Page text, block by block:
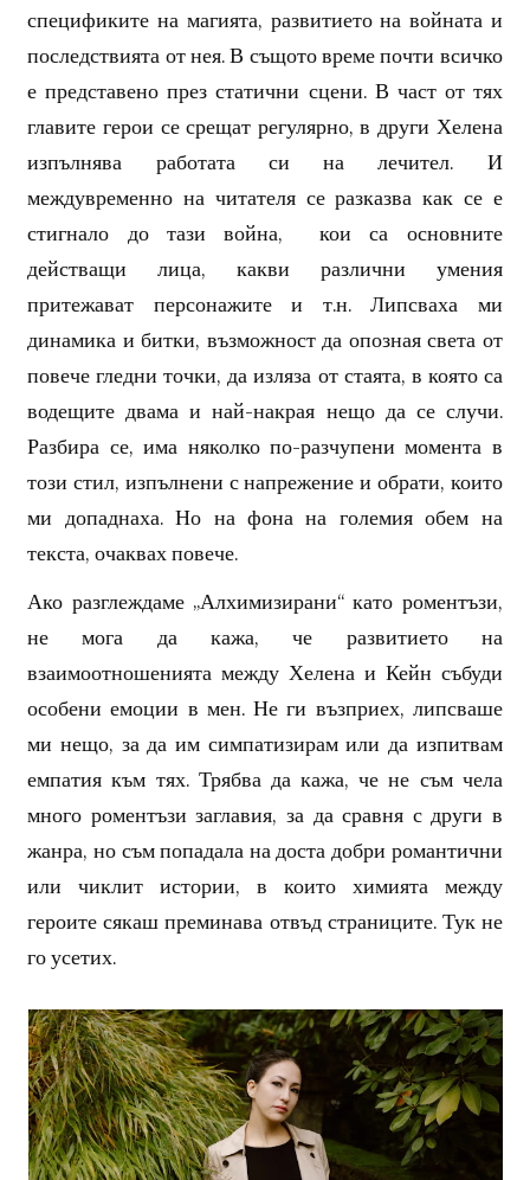
спецификите на магията, развитието на войната и
последствията от нея. В същото време почти всичко
е представено през статични сцени. В част от тях
главите герои се срещат регулярно, в други Хелена
изпълнява работата си на лечител. И
междувременно на читателя се разказва как се е
стигнало до тази война, кои са основните
действащи лица, какви различни умения
притежават персонажите и т.н. Липсваха ми
динамика и битки, възможност да опозная света от
повече гледни точки, да изляза от стаята, в която са
водещите двама и най-накрая нещо да се случи.
Разбира се, има няколко по-разчупени момента в
този стил, изпълнени с напрежение и обрати, които
ми допаднаха. Но на фона на големия обем на
текста, очаквах повече.
Ако разглеждаме „Алхимизирани“ като роментъзи,
не мога да кажа, че развитието на
взаимоотношенията между Хелена и Кейн събуди
особени емоции в мен. Не ги възприех, липсваше
ми нещо, за да им симпатизирам или да изпитвам
емпатия към тях. Трябва да кажа, че не съм чела
много роментъзи заглавия, за да сравня с други в
жанра, но съм попадала на доста добри романтични
или чиклит истории, в които химията между
героите сякаш преминава отвъд страниците. Тук не
го усетих.